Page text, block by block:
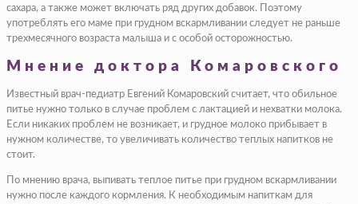
сахара, а также может включать ряд других добавок. Поэтому
употреблять его маме при грудном вскармливании следует не раньше
трехмесячного возраста малыша и с особой осторожностью.
Мнение доктора Комаровского
Известный врач-педиатр Евгений Комаровский считает, что обильное
питье нужно только в случае проблем с лактацией и нехватки молока.
Если никаких проблем не возникает, и грудное молоко прибывает в
нужном количестве, то увеличивать количество теплых напитков не
стоит.
По мнению врача, выпивать теплое питье при грудном вскармливании
нужно после каждого кормления. К необходимым напиткам для